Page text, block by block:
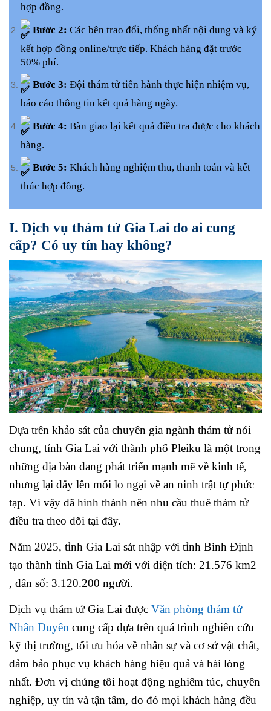
hợp đồng.
Bước 2: Các bên trao đổi, thống nhất nội dung và ký
kết hợp đồng online/trực tiếp. Khách hàng đặt trước
50% phí.
Bước 3: Đội thám tử tiến hành thực hiện nhiệm vụ,
báo cáo thông tin kết quả hàng ngày.
Bước 4: Bàn giao lại kết quả điều tra được cho khách
hàng.
Bước 5: Khách hàng nghiệm thu, thanh toán và kết
thúc hợp đồng.
I. Dịch vụ thám tử Gia Lai do ai cung
cấp? Có uy tín hay không?
Dựa trên khảo sát của chuyên gia ngành thám tử nói
chung, tỉnh Gia Lai với thành phố Pleiku là một trong
những địa bàn đang phát triển mạnh mẽ về kinh tế,
nhưng lại dấy lên mối lo ngại về an ninh trật tự phức
tạp. Vì vậy đã hình thành nên nhu cầu thuê thám tử
điều tra theo dõi tại đây.
Năm 2025, tỉnh Gia Lai sát nhập với tỉnh Bình Định
tạo thành tỉnh Gia Lai mới với diện tích: 21.576 km2
, dân số: 3.120.200 người.
Dịch vụ thám tử Gia Lai được Văn phòng thám tử
Nhân Duyên cung cấp dựa trên quá trình nghiên cứu
kỹ thị trường, tối ưu hóa về nhân sự và cơ sở vật chất,
đảm bảo phục vụ khách hàng hiệu quả và hài lòng
nhất. Đơn vị chúng tôi hoạt động nghiêm túc, chuyên
nghiệp, uy tín và tận tâm, do đó mọi khách hàng đều